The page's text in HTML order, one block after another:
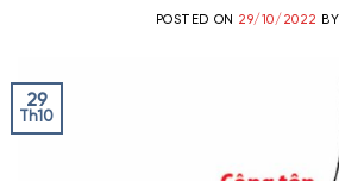
POSTED ON 29/10/2022 BY
29
Th10